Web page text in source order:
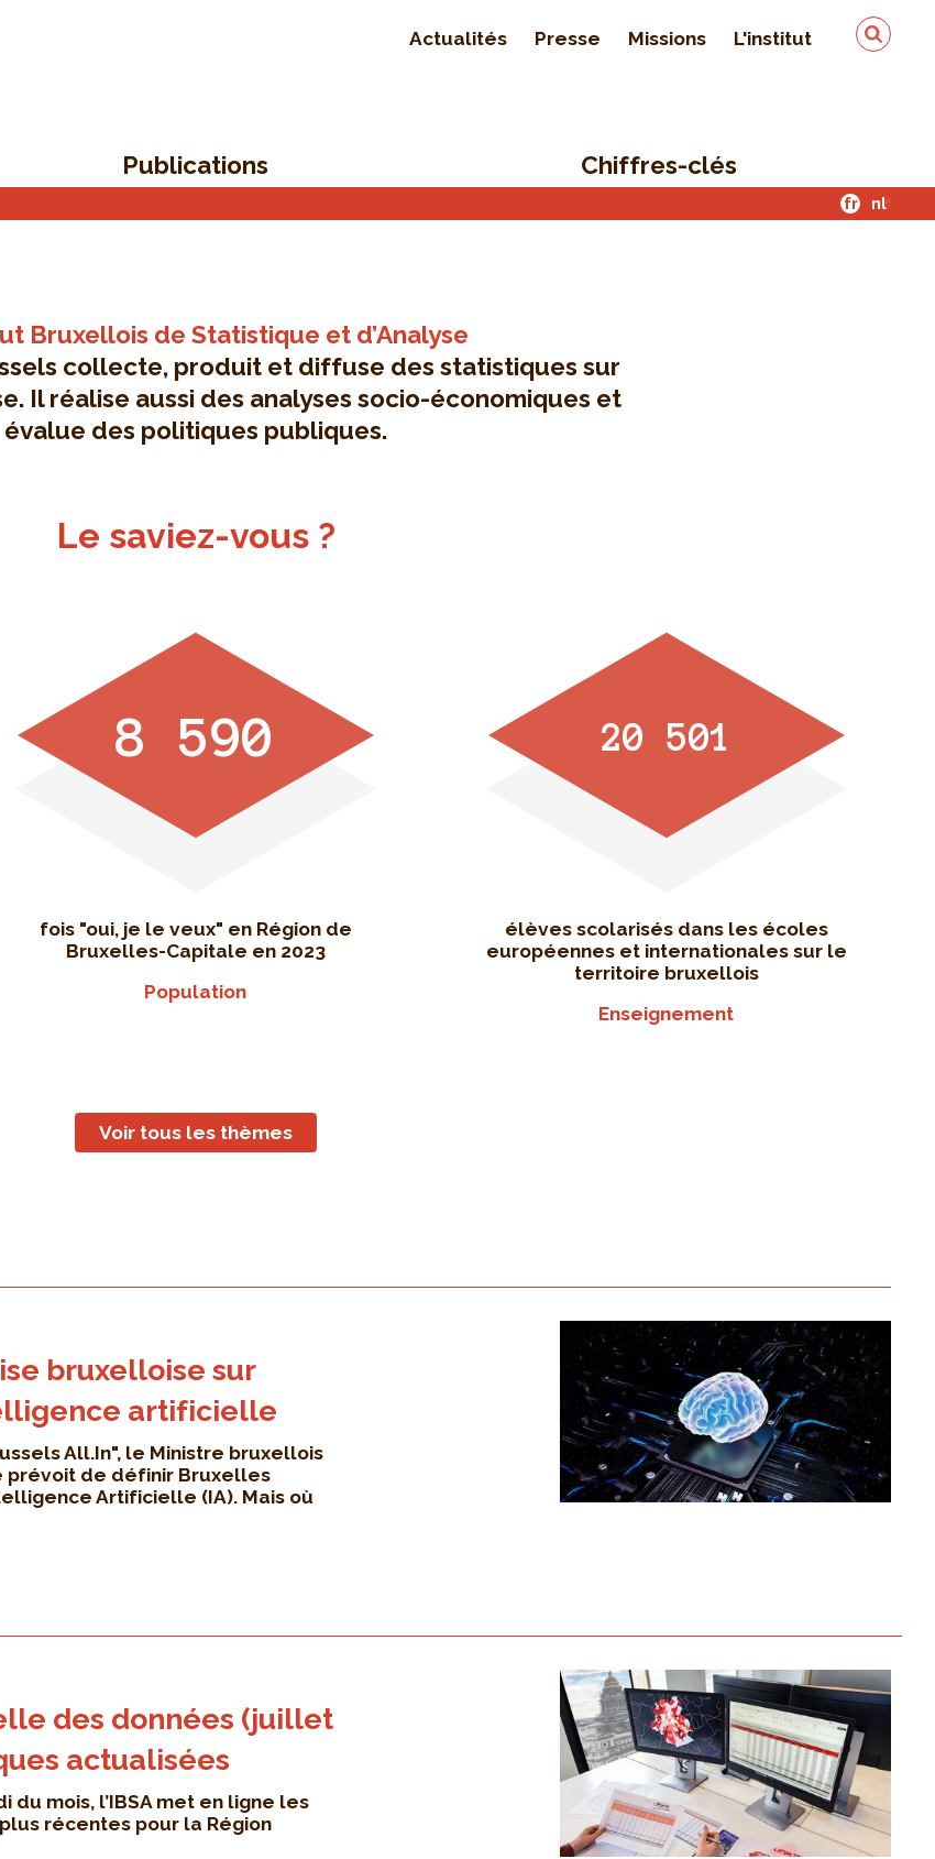
Actualités Presse Missions L'institut
Qualité & sécurité des
Publications Chiffres-clés
fr nl
Bruxellois de Statistique et d’Analyse
collecte, produit et diffuse des statistiques sur
Il réalise aussi des analyses socio-économiques et
évalue des politiques publiques.
Le saviez-vous ?
8 590
fois "oui, je le veux" en Région de
Bruxelles-Capitale en 2023
Population
20 501
élèves scolarisés dans les écoles
européennes et internationales sur le
territoire bruxellois
Enseignement
Voir tous les thèmes
bruxelloise sur
artificielle
All.In", le Ministre bruxellois
prévoit de définir Bruxelles
Artificielle (IA). Mais où
des données (juillet
actualisées
mois, l’IBSA met en ligne les
récentes pour la Région